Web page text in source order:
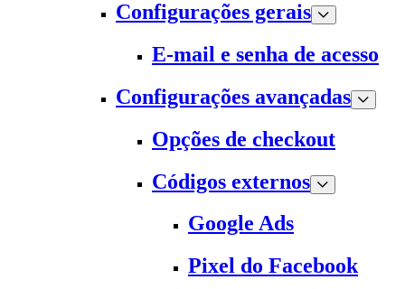
Configurações gerais
E-mail e senha de acesso
Configurações avançadas
Opções de checkout
Códigos externos
Google Ads
Pixel do Facebook